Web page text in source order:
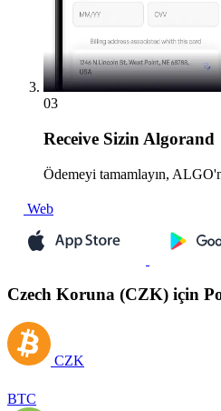
03
Receive Sizin Algorand
Ödemeyi tamamlayın,
Web
Czech Koruna (CZK) için
CZK
BTC